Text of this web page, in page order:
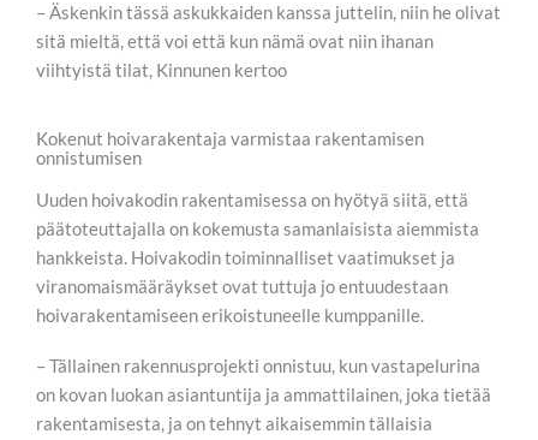
– Äskenkin tässä askukkaiden kanssa juttelin, niin he olivat
sitä mieltä, että voi että kun nämä ovat niin ihanan
viihtyistä tilat, Kinnunen kertoo
Kokenut hoivarakentaja varmistaa rakentamisen
onnistumisen
Uuden hoivakodin rakentamisessa on hyötyä siitä, että
päätoteuttajalla on kokemusta samanlaisista aiemmista
hankkeista. Hoivakodin toiminnalliset vaatimukset ja
viranomaismääräykset ovat tuttuja jo entuudestaan
hoivarakentamiseen erikoistuneelle kumppanille.
– Tällainen rakennusprojekti onnistuu, kun vastapelurina
on kovan luokan asiantuntija ja ammattilainen, joka tietää
rakentamisesta, ja on tehnyt aikaisemmin tällaisia